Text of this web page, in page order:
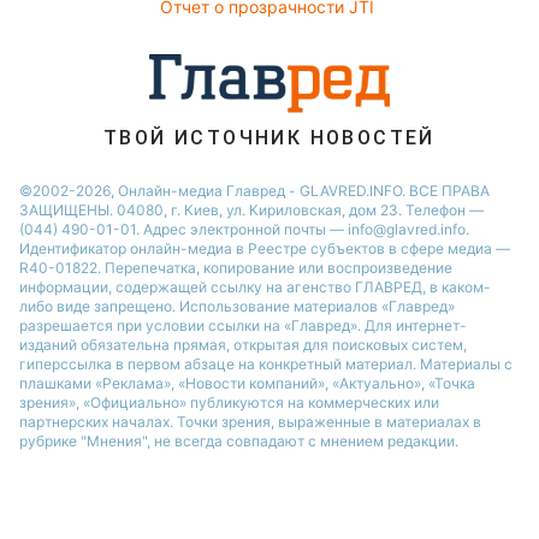
Новости Житомира
Новости Запорожья
Отчет о прозрачности JTI
ТВОЙ ИСТОЧНИК НОВОСТЕЙ
©2002-2026, Онлайн-медиа Главред - GLAVRED.INFO. ВСЕ ПРАВА
ЗАЩИЩЕНЫ. 04080, г. Киев, ул. Кириловская, дом 23. Телефон —
(044) 490-01-01. Адрес электронной почты — info@glavred.info.
Идентификатор онлайн-медиа в Реестре cубъектов в сфере медиа —
R40-01822. Перепечатка, копирование или воспроизведение
информации, содержащей ссылку на агенство ГЛАВРЕД, в каком-
либо виде запрещено. Использование материалов «Главред»
разрешается при условии ссылки на «Главред». Для интернет-
изданий обязательна прямая, открытая для поисковых систем,
гиперссылка в первом абзаце на конкретный материал. Материалы с
плашками «Реклама», «Новости компаний», «Актуально», «Точка
зрения», «Официально» публикуются на коммерческих или
партнерских началах. Точки зрения, выраженные в материалах в
рубрике "Мнения", не всегда совпадают с мнением редакции.